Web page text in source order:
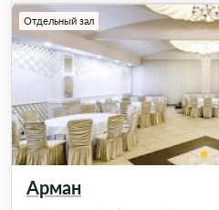
Арман
Отдельный зал